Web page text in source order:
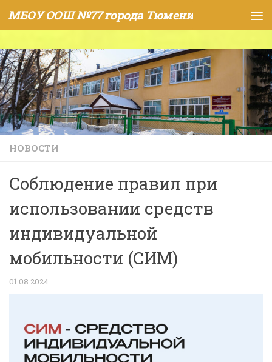
Skip to content
МБОУ ООШ №77 города Тюмени
НОВОСТИ
Соблюдение правил при
использовании средств
индивидуальной
мобильности (СИМ)
01.08.2024